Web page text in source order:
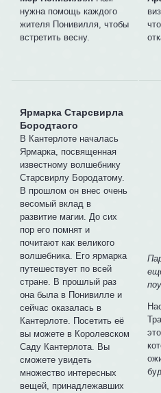
нужна помощь каждого
жителя Понивилля, чтобы
встретить весну.
Ярмарка Старсвирла
Бородтаого
В Кантерлоте началась
Ярмарка, посвященная
известному волшебнику
Старсвирлу Бородатому.
В прошлом он внес очень
весомый вклад в
развитие магии. До сих
пор его помнят и
почитают как великого
волшебника. Его ярмарка
путешествует по всей
стране. В прошлый раз
она была в Понивилле и
сейчас оказалась в
Кантерлоте. Посетить её
вы можете в Королевском
Саду Кантерлота. Вы
сможете увидеть
множество интересных
вещей, принадлежавших